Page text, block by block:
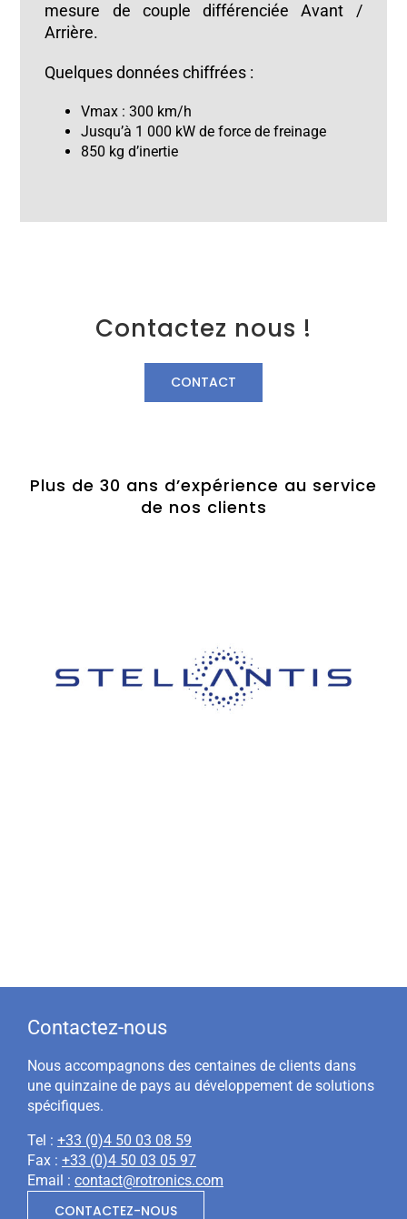
mesure de couple différenciée Avant /
Arrière.
Quelques données chiffrées :
Vmax : 300 km/h
Jusqu’à 1 000 kW de force de freinage
850 kg d’inertie
Contactez nous !
CONTACT
Plus de 30 ans d’expérience au service
de nos clients
Contactez-nous
Nous accompagnons des centaines de clients dans
une quinzaine de pays au développement de solutions
spécifiques.
Tel : +33 (0)4 50 03 08 59
Fax : +33 (0)4 50 03 05 97
Email : contact@rotronics.com
CONTACTEZ-NOUS